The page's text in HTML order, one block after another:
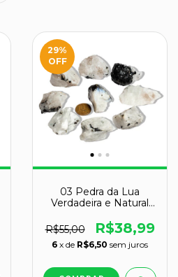
29%
OFF
03 Pedra da Lua
Verdadeira e Natural
B
R$55,00 R$38,99
6 x de R$6,50 sem juros